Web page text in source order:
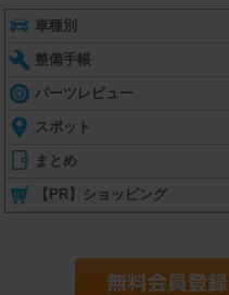
車種別
整備手帳
パーツレビュー
スポット
まとめ
【PR】ショッピング